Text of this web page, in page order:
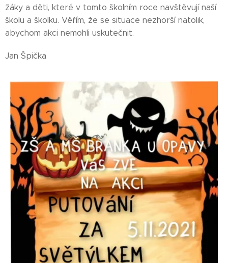
žáky a děti, které v tomto školním roce navštěvují naší
školu a školku. Věřím, že se situace nezhorší natolik,
abychom akci nemohli uskutečnit.
Jan Špička